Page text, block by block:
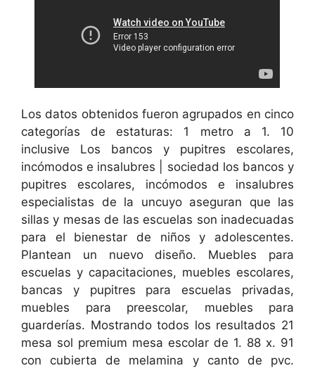
Los datos obtenidos fueron agrupados en cinco
categorías de estaturas: 1 metro a 1. 10
inclusive Los bancos y pupitres escolares,
incómodos e insalubres | sociedad los bancos y
pupitres escolares, incómodos e insalubres
especialistas de la uncuyo aseguran que las
sillas y mesas de las escuelas son inadecuadas
para el bienestar de niños y adolescentes.
Plantean un nuevo diseño. Muebles para
escuelas y capacitaciones, muebles escolares,
bancas y pupitres para escuelas privadas,
muebles para preescolar, muebles para
guarderías. Mostrando todos los resultados 21
mesa sol premium mesa escolar de 1. 88 x. 91
con cubierta de melamina y canto de pvc.